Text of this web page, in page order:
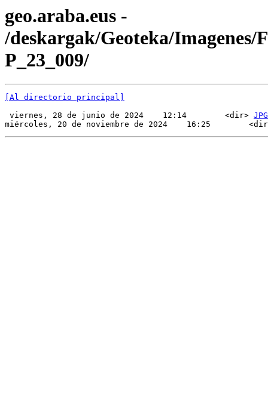
geo.araba.eus -
/deskargak/Geoteka/Imagenes/
P_23_009/
[Al directorio principal]
viernes, 28 de junio de 2024    12:14        <dir> JPG
miércoles, 20 de noviembre de 2024    16:25